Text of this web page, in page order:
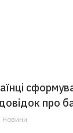
про
Новини